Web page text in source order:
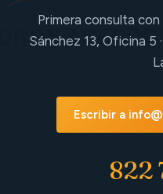
Primera consulta
Sánchez 13, Oficina 5
Escribir a
822